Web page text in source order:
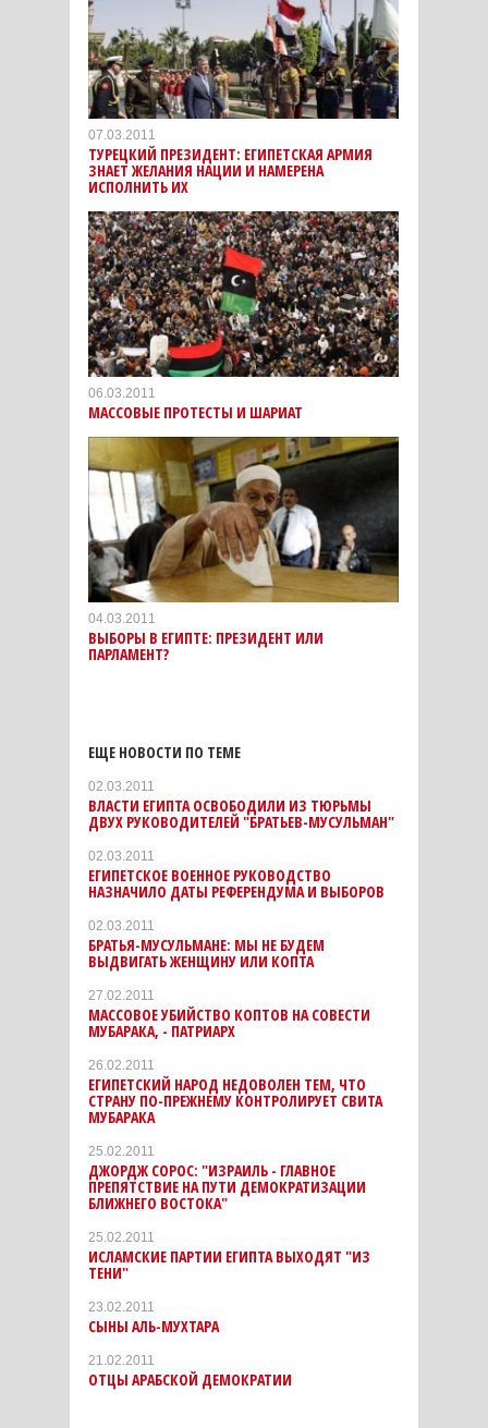
07.03.2011
ТУРЕЦКИЙ ПРЕЗИДЕНТ: ЕГИПЕТСКАЯ АРМИЯ
ЗНАЕТ ЖЕЛАНИЯ НАЦИИ И НАМЕРЕНА
ИСПОЛНИТЬ ИХ
06.03.2011
МАССОВЫЕ ПРОТЕСТЫ И ШАРИАТ
04.03.2011
ВЫБОРЫ В ЕГИПТЕ: ПРЕЗИДЕНТ ИЛИ
ПАРЛАМЕНТ?
ЕЩЕ НОВОСТИ ПО ТЕМЕ
02.03.2011
ВЛАСТИ ЕГИПТА ОСВОБОДИЛИ ИЗ ТЮРЬМЫ
ДВУХ РУКОВОДИТЕЛЕЙ "БРАТЬЕВ-МУСУЛЬМАН"
02.03.2011
ЕГИПЕТСКОЕ ВОЕННОЕ РУКОВОДСТВО
НАЗНАЧИЛО ДАТЫ РЕФЕРЕНДУМА И ВЫБОРОВ
02.03.2011
БРАТЬЯ-МУСУЛЬМАНЕ: МЫ НЕ БУДЕМ
ВЫДВИГАТЬ ЖЕНЩИНУ ИЛИ КОПТА
27.02.2011
МАССОВОЕ УБИЙСТВО КОПТОВ НА СОВЕСТИ
МУБАРАКА, - ПАТРИАРХ
26.02.2011
ЕГИПЕТСКИЙ НАРОД НЕДОВОЛЕН ТЕМ, ЧТО
СТРАНУ ПО-ПРЕЖНЕМУ КОНТРОЛИРУЕТ СВИТА
МУБАРАКА
25.02.2011
ДЖОРДЖ СОРОС: "ИЗРАИЛЬ - ГЛАВНОЕ
ПРЕПЯТСТВИЕ НА ПУТИ ДЕМОКРАТИЗАЦИИ
БЛИЖНЕГО ВОСТОКА"
25.02.2011
ИСЛАМСКИЕ ПАРТИИ ЕГИПТА ВЫХОДЯТ "ИЗ
ТЕНИ"
23.02.2011
СЫНЫ АЛЬ-МУХТАРА
21.02.2011
ОТЦЫ АРАБСКОЙ ДЕМОКРАТИИ